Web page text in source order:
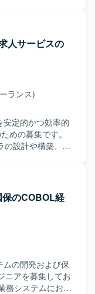
的に取り組んで
ムの仕様を丁寧
て安定運用に貢
ことで、業務知
ます。詳細設計
用保守領域での
境】
となります。
人サービスの
ランス)
安定的かつ効率的
めの募集です。
の設計や構築、既
める人
り組める方を求
進められ、責任
【ポジシ
ンフラの設計構
め、インフラエ
いていただけま
取り組んでいただ
ツールを利用し
保のCOBOL経
ムの開発および保
ニアを募集してお